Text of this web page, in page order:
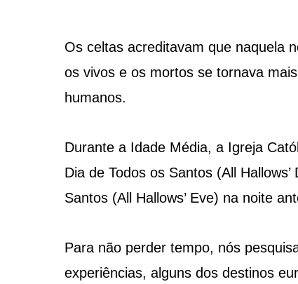
Os celtas acreditavam que naquela
os vivos e os mortos se tornava
humanos.
Durante a Idade Média, a Igreja
Dia de Todos os Santos (All
Santos (All Hallows’ Eve) na noite
Para não perder tempo, nós
experiências, alguns dos destinos